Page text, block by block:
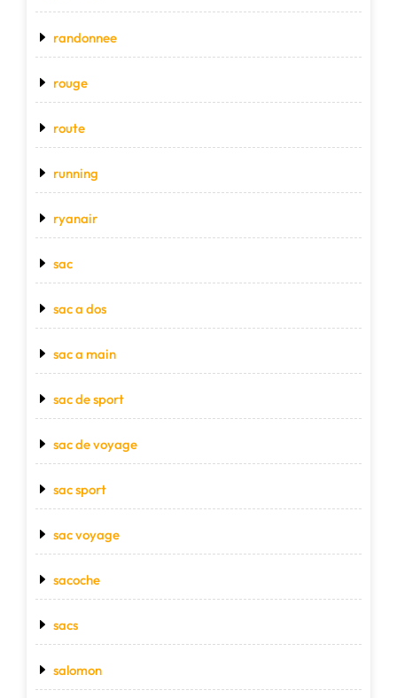
randonnee
rouge
route
running
ryanair
sac
sac a dos
sac a main
sac de sport
sac de voyage
sac sport
sac voyage
sacoche
sacs
salomon